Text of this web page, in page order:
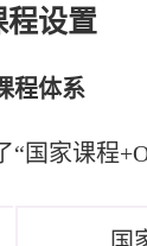
程设置
程体系
“ 国家课程